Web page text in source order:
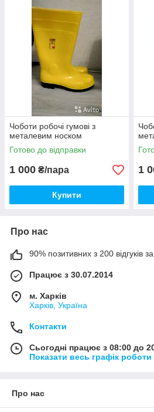
Чоботи робочі гумові з
металевим носком
Готово до відправки
1 000 ₴/пара
Купити
1
Про нас
90% позитивних з 200 відгуків за
Працює з 30.07.2014
м. Харків
Харків, Україна
Контакти
Сьогодні працює з 08:00 до
Показати весь графік роботи
Про нас